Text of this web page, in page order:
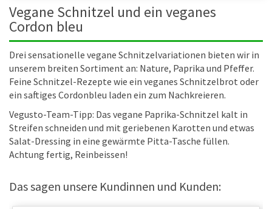
Vegane Schnitzel und ein veganes
Cordon bleu
Drei sensationelle vegane Schnitzelvariationen bieten wir in
unserem breiten Sortiment an: Nature, Paprika und Pfeffer.
Feine Schnitzel-Rezepte wie ein veganes Schnitzelbrot oder
ein saftiges Cordonbleu laden ein zum Nachkreieren.
Vegusto-Team-Tipp: Das vegane Paprika-Schnitzel kalt in
Streifen schneiden und mit geriebenen Karotten und etwas
Salat-Dressing in eine gewärmte Pitta-Tasche füllen.
Achtung fertig, Reinbeissen!
Das sagen unsere Kundinnen und Kunden: